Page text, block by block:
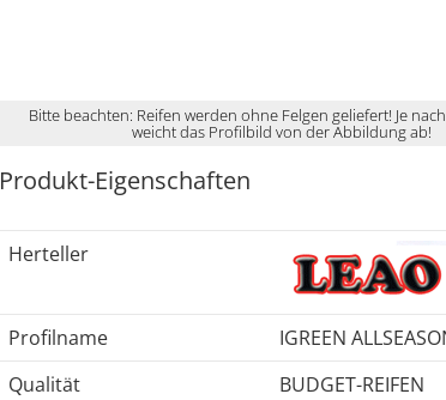
Bitte beachten: Reifen werden ohne Felgen geliefert! Je
weicht das Profilbild von der Abbildung ab!
Produkt-Eigenschaften
Herteller
Profilname
IGREEN
Qualität
BUDGET-REIFEN